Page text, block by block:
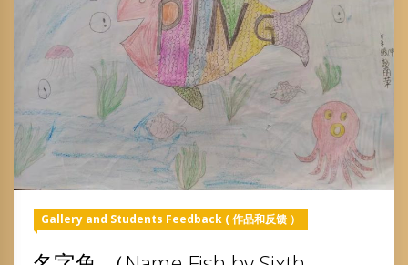
Gallery and Students Feedback ( 作品和反馈 ）